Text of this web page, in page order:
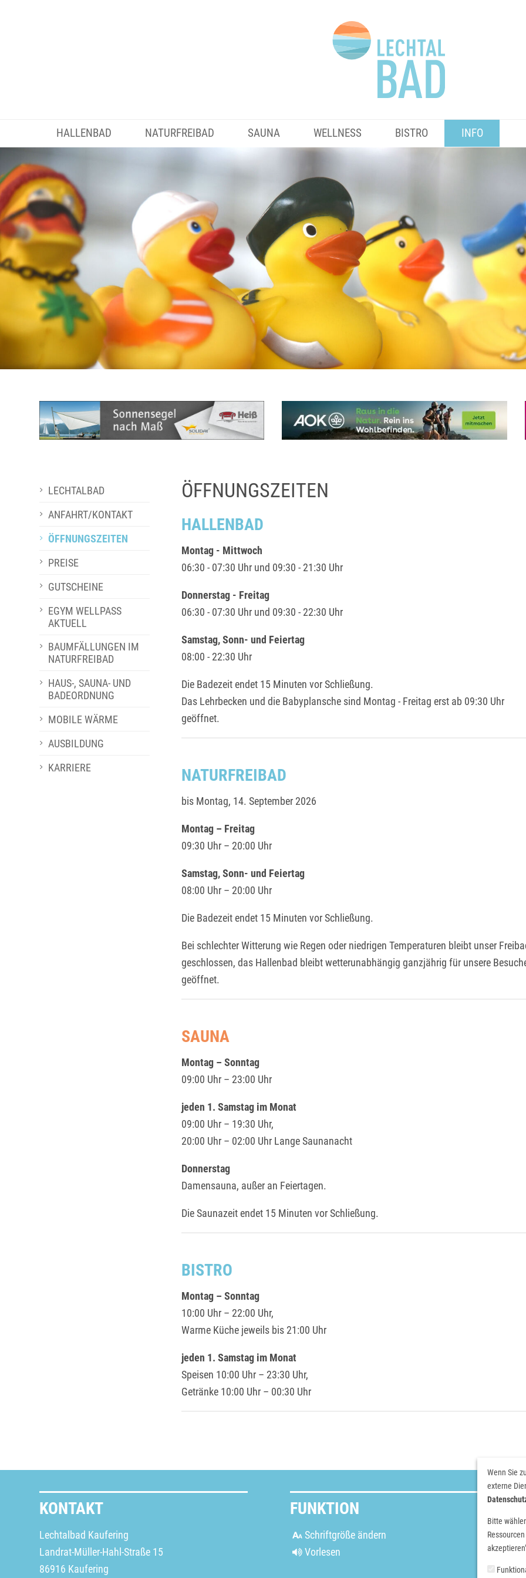
HALLENBAD NATURFREIBAD SAUNA WELLNESS BISTRO INFO
LECHTALBAD
ANFAHRT/KONTAKT
ÖFFNUNGSZEITEN
PREISE
GUTSCHEINE
EGYM WELLPASS
AKTUELL
BAUMFÄLLUNGEN IM
NATURFREIBAD
HAUS-, SAUNA- UND
BADEORDNUNG
MOBILE WÄRME
AUSBILDUNG
KARRIERE
ÖFFNUNGSZEITEN
HALLENBAD
Montag - Mittwoch
06:30 - 07:30 Uhr und 09:30 - 21:30 Uhr
Donnerstag - Freitag
06:30 - 07:30 Uhr und 09:30 - 22:30 Uhr
Samstag, Sonn- und Feiertag
08:00 - 22:30 Uhr
Die Badezeit endet 15 Minuten vor Schließung.
Das Lehrbecken und die Babyplansche sind Montag - Freitag erst ab 09:30 Uhr
geöffnet.
NATURFREIBAD
bis Montag, 14. September 2026
Montag – Freitag
09:30 Uhr – 20:00 Uhr
Samstag, Sonn- und Feiertag
08:00 Uhr – 20:00 Uhr
Die Badezeit endet 15 Minuten vor Schließung.
Bei schlechter Witterung wie Regen oder niedrigen Temperaturen bleibt unser
geschlossen, das Hallenbad bleibt wetterunabhängig ganzjährig für unsere
geöffnet.
SAUNA
Montag – Sonntag
09:00 Uhr – 23:00 Uhr
jeden 1. Samstag im Monat
09:00 Uhr – 19:30 Uhr,
20:00 Uhr – 02:00 Uhr Lange Saunanacht
Donnerstag
Damensauna, außer an Feiertagen.
Die Saunazeit endet 15 Minuten vor Schließung.
BISTRO
Montag – Sonntag
10:00 Uhr – 22:00 Uhr,
Warme Küche jeweils bis 21:00 Uhr
jeden 1. Samstag im Monat
Speisen 10:00 Uhr – 23:30 Uhr,
Getränke 10:00 Uhr – 00:30 Uhr
KONTAKT
Lechtalbad Kaufering
Landrat-Müller-Hahl-Straße 15
86916 Kaufering
FUNKTION
Schriftgröße ändern
Vorlesen
Wenn Sie
externe
Bitte